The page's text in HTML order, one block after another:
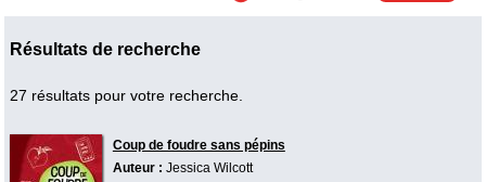
Résultats de recherche
27 résultats pour votre recherche.
Coup de foudre sans pépins
Auteur : Jessica Wilcott